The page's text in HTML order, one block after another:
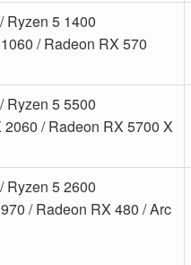
Ryzen 5 1400
/ Radeon RX 570
Ryzen 5 5500
/ Radeon RX 5700 X
Ryzen 5 2600
/ Radeon RX 480 / Arc